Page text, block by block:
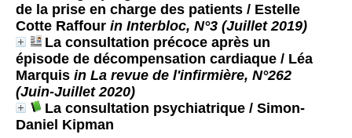
de la prise en charge des patients / Estelle
Cotte Raffour in Interbloc, N°3 (Juillet 2019)
La consultation précoce après un
épisode de décompensation cardiaque / Léa
Marquis in La revue de l'infirmière, N°262
(Juin-Juillet 2020)
La consultation psychiatrique / Simon-
Daniel Kipman